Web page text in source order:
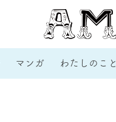
マンガ わたしのこと